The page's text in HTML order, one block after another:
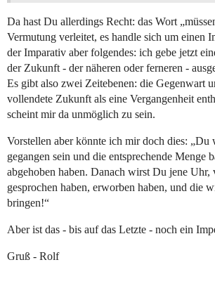
Da hast Du allerdings Recht: das Wort
Vermutung verleitet, es handle sich um einen
der Imparativ aber folgendes: ich gebe jetzt
der Zukunft - der näheren oder ferneren -
Es gibt also zwei Zeitebenen: die Gegenwart
vollendete Zukunft als eine Vergangenheit
scheint mir da unmöglich zu sein.
Vorstellen aber könnte ich mir doch dies: „Du
gegangen sein und die entsprechende Menge
abgehoben haben. Danach wirst Du jene Uhr,
gesprochen haben, erworben haben, und die
bringen!“
Aber ist das - bis auf das Letzte - noch ein
Gruß - Rolf